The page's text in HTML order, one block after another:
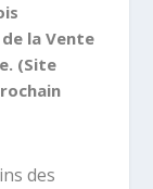
la Vente
(Site
des